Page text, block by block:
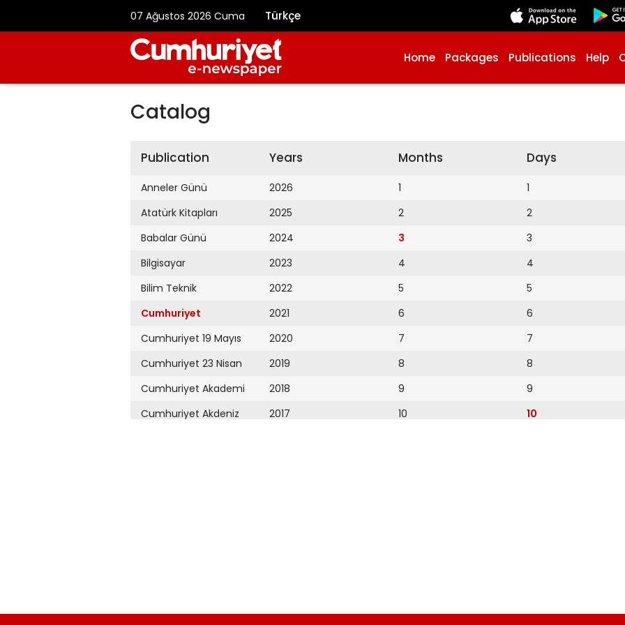
07 Ağustos 2026 Cuma Türkçe
Home Packages Publications Help
Catalog
Publication
Anneler Günü
Atatürk Kitapları
Babalar Günü
Bilgisayar
Bilim Teknik
Cumhuriyet
Cumhuriyet 19 Mayıs
Cumhuriyet 23 Nisan
Cumhuriyet Akademi
Cumhuriyet Akdeniz
Cumhuriyet Çevre
Years
2026
2025
2024
2023
2022
2021
2020
2019
2018
2017
2009
Months
1
2
3
4
5
6
7
8
9
10
Days
1
2
3
4
5
6
7
8
9
10
18